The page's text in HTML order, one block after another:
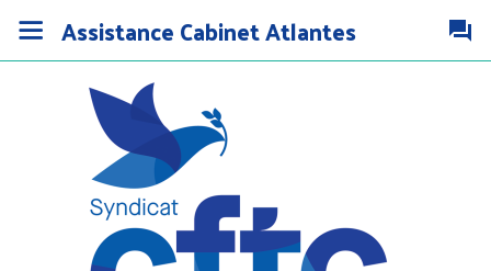
Assistance Cabinet Atlantes